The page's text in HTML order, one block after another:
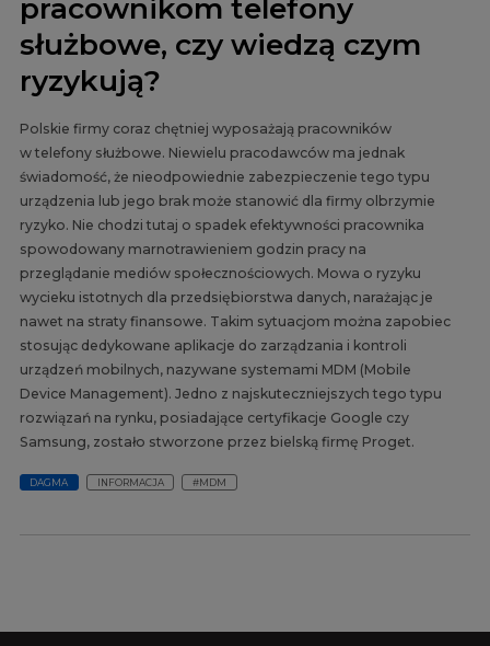
pracownikom telefony
służbowe, czy wiedzą czym
ryzykują?
Polskie firmy coraz chętniej wyposażają pracowników
w telefony służbowe. Niewielu pracodawców ma jednak
świadomość, że nieodpowiednie zabezpieczenie tego typu
urządzenia lub jego brak może stanowić dla firmy olbrzymie
ryzyko. Nie chodzi tutaj o spadek efektywności pracownika
spowodowany marnotrawieniem godzin pracy na
przeglądanie mediów społecznościowych. Mowa o ryzyku
wycieku istotnych dla przedsiębiorstwa danych, narażając je
nawet na straty finansowe. Takim sytuacjom można zapobiec
stosując dedykowane aplikacje do zarządzania i kontroli
urządzeń mobilnych, nazywane systemami MDM (Mobile
Device Management). Jedno z najskuteczniejszych tego typu
rozwiązań na rynku, posiadające certyfikacje Google czy
Samsung, zostało stworzone przez bielską firmę Proget.
DAGMA INFORMACJA #MDM